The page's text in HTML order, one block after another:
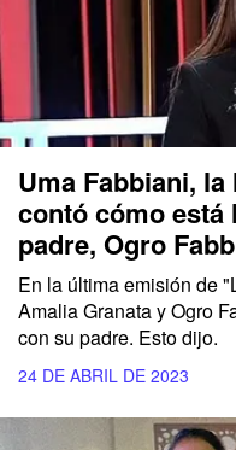
Uma Fabbiani,
contó cómo está
padre, Ogro
En la última emisión de
Amalia Granata y Ogro
con su padre. Esto dijo.
24 DE ABRIL DE 2023